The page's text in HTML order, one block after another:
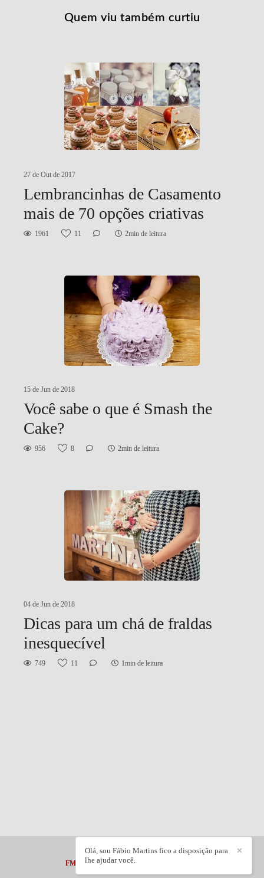
Quem viu também curtiu
27 de Out de 2017
Lembrancinhas de Casamento
mais de 70 opções criativas
1961 11 2min de leitura
15 de Jun de 2018
Você sabe o que é Smash the
Cake?
956 8 2min de leitura
04 de Jun de 2018
Dicas para um chá de fraldas
inesquecível
749 11 1min de leitura
FM PHOTOGRAPHER LTDA
✕
Olá, sou Fábio Martins fico a disposição para
lhe ajudar você.